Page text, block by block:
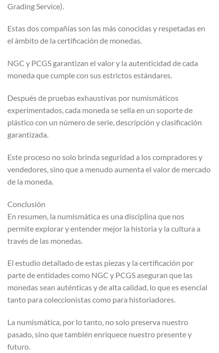
Grading Service).
Estas dos compañías son las más conocidas y respetadas en
el ámbito de la certificación de monedas.
NGC y PCGS garantizan el valor y la autenticidad de cada
moneda que cumple con sus estrictos estándares.
Después de pruebas exhaustivas por numismáticos
experimentados, cada moneda se sella en un soporte de
plástico con un número de serie, descripción y clasificación
garantizada.
Este proceso no solo brinda seguridad a los compradores y
vendedores, sino que a menudo aumenta el valor de mercado
de la moneda.
Conclusión
En resumen, la numismática es una disciplina que nos
permite explorar y entender mejor la historia y la cultura a
través de las monedas.
El estudio detallado de estas piezas y la certificación por
parte de entidades como NGC y PCGS aseguran que las
monedas sean auténticas y de alta calidad, lo que es esencial
tanto para coleccionistas como para historiadores.
La numismática, por lo tanto, no solo preserva nuestro
pasado, sino que también enriquece nuestro presente y
futuro.